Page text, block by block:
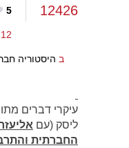
12426
5
12 שנים לפני
ב היסטוריה
עיקרי דברים
ליסק (עם
החברתית